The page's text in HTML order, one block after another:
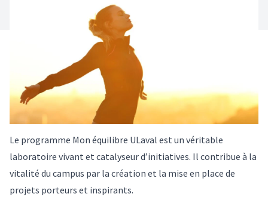
Le programme Mon équilibre ULaval est un véritable
laboratoire vivant et catalyseur d’initiatives. Il contribue à la
vitalité du campus par la création et la mise en place de
projets porteurs et inspirants.